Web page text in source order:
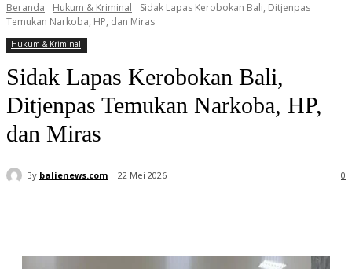
Beranda Hukum & Kriminal
Sidak Lapas Kerobokan Bali, Ditjenpas
Temukan Narkoba, HP, dan Miras
Hukum & Kriminal
Sidak Lapas Kerobokan Bali,
Ditjenpas Temukan Narkoba, HP,
dan Miras
By balienews.com 22 Mei 2026 0